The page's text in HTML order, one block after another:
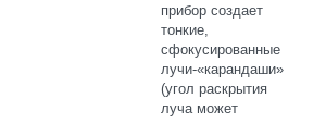
прибор создает
тонкие,
сфокусированные
лучи-«карандаши»
(угол раскрытия
луча может